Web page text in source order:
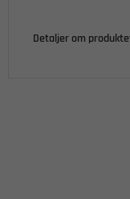
Detaljer om